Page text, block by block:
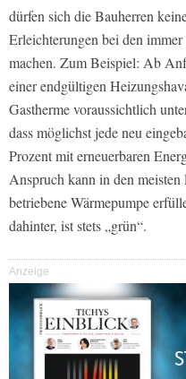
dürfen sich die Bauherren
Erleichterungen bei den
machen. Zum Beispiel: Ab
einer endgültigen
Gastherme voraussichtlich
dass möglichst jede neu
Prozent mit erneuerbaren
Anspruch kann in den
betriebene Wärmepumpe
dahinter, ist stets „grün“.
Anzeige